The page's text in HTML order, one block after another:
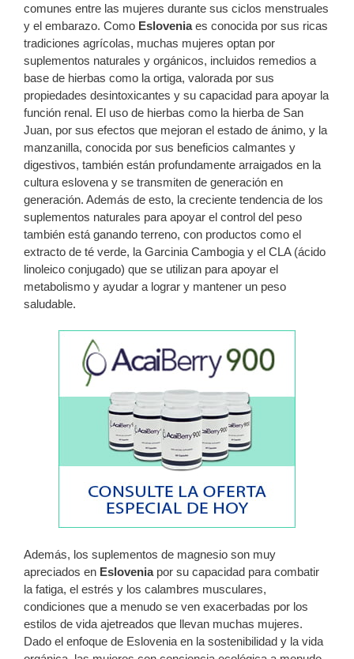
comunes entre las mujeres durante sus ciclos menstruales
y el embarazo. Como Esloveniaes conocida por sus ricas
tradiciones agrícolas, muchas mujeres optan por
suplementos naturales y orgánicos, incluidos remedios a
base de hierbas como la ortiga, valorada por sus
propiedades desintoxicantes y su capacidad para apoyar la
función renal. El uso de hierbas como la hierba de San
Juan, por sus efectos que mejoran el estado de ánimo, y la
manzanilla, conocida por sus beneficios calmantes y
digestivos, también están profundamente arraigados en la
cultura eslovena y se transmiten de generación en
generación. Además de esto, la creciente tendencia de los
suplementos naturales para apoyar el control del peso
también está ganando terreno, con productos como el
extracto de té verde, la Garcinia Cambogia y el CLA (ácido
linoleico conjugado) que se utilizan para apoyar el
metabolismo y ayudar a lograr y mantener un peso
saludable.
Además, los suplementos de magnesio son muy
apreciados en Esloveniapor su capacidad para combatir
la fatiga, el estrés y los calambres musculares,
condiciones que a menudo se ven exacerbadas por los
estilos de vida ajetreados que llevan muchas mujeres.
Dado el enfoque de Eslovenia en la sostenibilidad y la vida